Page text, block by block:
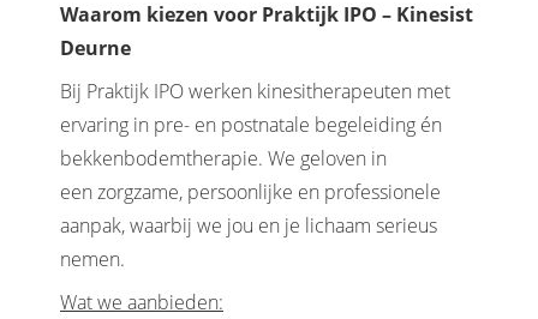
Waarom kiezen voor Praktijk IPO – Kinesist
Deurne
Bij Praktijk IPO werken kinesitherapeuten met
ervaring in pre- en postnatale begeleiding én
bekkenbodemtherapie. We geloven in
een zorgzame, persoonlijke en professionele
aanpak, waarbij we jou en je lichaam serieus
nemen.
Wat we aanbieden: